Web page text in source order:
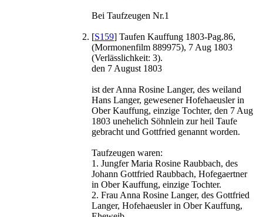
Bei Taufzeugen Nr.1
[S159] Taufen Kauffung 1803-Pag.86,
(Mormonenfilm 889975), 7 Aug 1803
(Verlässlichkeit: 3).
den 7 August 1803
ist der Anna Rosine Langer, des weiland
Hans Langer, gewesener Hofehaeusler in
Ober Kauffung, einzige Tochter, den 7 Aug
1803 unehelich Söhnlein zur heil Taufe
gebracht und Gottfried genannt worden.
Taufzeugen waren:
1. Jungfer Maria Rosine Raubbach, des
Johann Gottfried Raubbach, Hofegaertner
in Ober Kauffung, einzige Tochter.
2. Frau Anna Rosine Langer, des Gottfried
Langer, Hofehaeusler in Ober Kauffung,